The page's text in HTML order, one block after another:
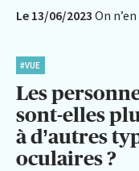
Le 13/06/2023 On
#VUE
Les
sont-elles
à d’autres
oculaires ?